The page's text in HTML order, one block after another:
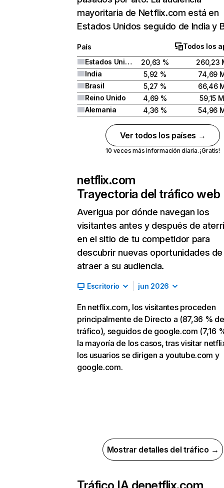
mayoritaria de Netflix.com está en
Estados Unidos seguido de India y
País
Todos los
Estados Unidos
20,63 %
260,23
India
5,92 %
74,69
Brasil
5,27 %
66,46
Reino Unido
4,69 %
59,15 M
Alemania
4,36 % 54,96
Ver todos los países →
10 veces más información diaria. ¡Gratis!
netflix.com
Trayectoria del tráfico web
Averigua por dónde navegan los
visitantes antes y después de
en el sitio de tu competidor para
descubrir nuevas oportunidades de
atraer a su audiencia.
Escritorio jun 2026
En netflix.com, los visitantes proceden
principalmente de Directo a (87,36 % de
tráfico), seguidos de google.com (7,16
la mayoría de los casos, tras visitar
los usuarios se dirigen a youtube.com y
google.com.
Mostrar detalles del tráfico →